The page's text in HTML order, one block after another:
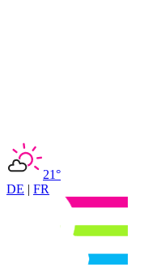
21°
DE | FR